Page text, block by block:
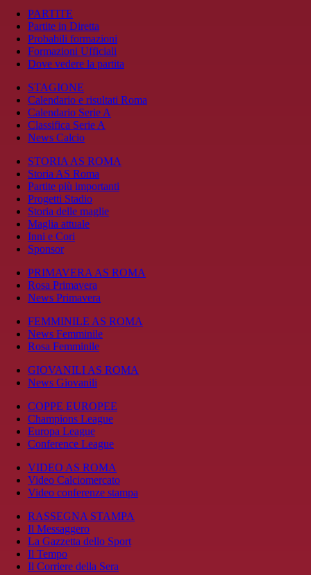
PARTITE
Partite in Diretta
Probabili formazioni
Formazioni Ufficiali
Dove vedere la partita
STAGIONE
Calendario e risultati Roma
Calendario Serie A
Classifica Serie A
News Calcio
STORIA AS ROMA
Storia AS Roma
Partite più importanti
Progetti Stadio
Storia delle maglie
Maglia attuale
Inni e Cori
Sponsor
PRIMAVERA AS ROMA
Rosa Primavera
News Primavera
FEMMINILE AS ROMA
News Femminile
Rosa Femminile
GIOVANILI AS ROMA
News Giovanili
COPPE EUROPEE
Champions League
Europa League
Conference League
VIDEO AS ROMA
Video Calciomercato
Video conferenze stampa
RASSEGNA STAMPA
Il Messaggero
La Gazzetta dello Sport
Il Tempo
Il Corriere della Sera